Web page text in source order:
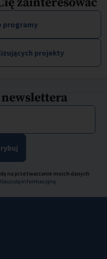
programy
projekty
newslettera
na przetwarzanie moich danych
informacyjną